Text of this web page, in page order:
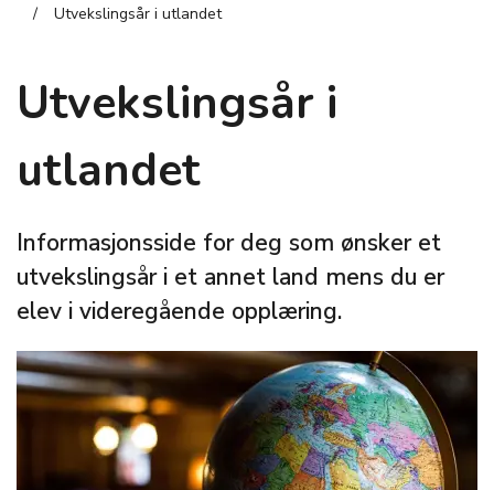
Utvekslingsår i utlandet
Utvekslingsår i
utlandet
Informasjonsside for deg som ønsker et
utvekslingsår i et annet land mens du er
elev i videregående opplæring.